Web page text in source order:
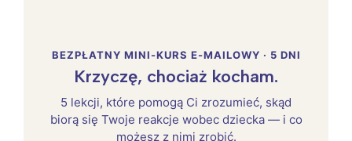
BEZPŁATNY MINI-KURS E-MAILOWY · 5 DNI
Krzyczę, chociaż kocham.
5 lekcji, które pomogą Ci zrozumieć, skąd
biorą się Twoje reakcje wobec dziecka — i co
możesz z nimi zrobić.